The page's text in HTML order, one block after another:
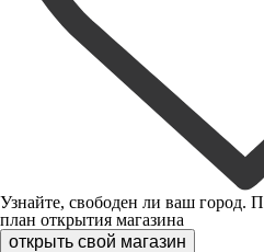
Узнайте, свободен ли ваш город.
план открытия магазина
открыть свой магазин